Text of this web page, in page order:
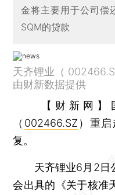
金将主要用于公司偿
SQM的贷款
天齐锂业（
由财新数据提供
【财新网】
（ 002466.SZ ）重
复。
天齐锂业6月2日
会出具的《关于核准